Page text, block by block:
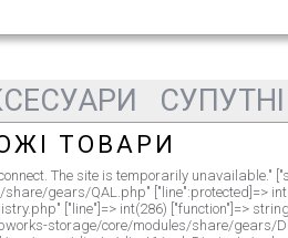
ТОВАРИ
The site is temporarily unavailable."
gears/QAL.php" ["line":protected]=>
["line"]=> int(286) ["function"]=>
storage/core/modules/share/gears/